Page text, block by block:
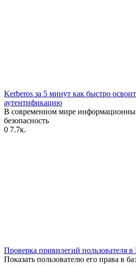
Kerberos за 5 минут как быстро
аутентификацию
В современном мире
безопасность
0 7.7к.
Проверка привилегий пользователя в
Показать пользователю его права в